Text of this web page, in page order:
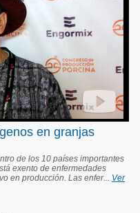
en granjas
de los 10 países importantes
exento de enfermedades
en producción. Las enfer... Ver